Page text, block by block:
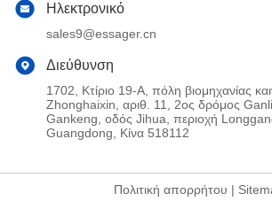
Ηλεκτρονικό
sales9@essager.cn
Διεύθυνση
1702, Κτίριο 19-Α, πόλη βιομηχανίας
Zhonghaixin, αριθ. 11, 2ος δρόμος
Gankeng, οδός Jihua, περιοχή
Guangdong, Κίνα 518112
Πολιτική απορρήτου |